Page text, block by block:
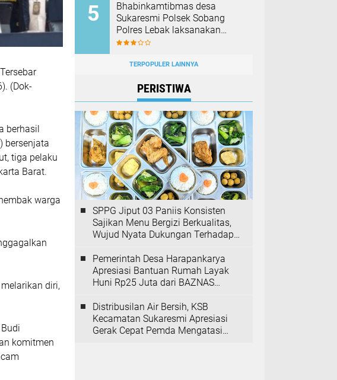
(Dok-
berhasil
bersenjata
tiga pelaku
Barat.
warga
diri,
komitmen
Bhabinkamtibmas desa
Sukaresmi Polsek Sobang
Polres Lebak laksanakan
Sambang di Desa binaanya
TERPOPULER LAINNYA
PERISTIWA
SPPG Jiput 03 Paniis Konsisten
Sajikan Menu Bergizi Berkualitas,
Wujud Nyata Dukungan Terhadap
Pemerintah Desa Harapankarya
Apresiasi Bantuan Rumah Layak
Huni Rp25 Juta dari BAZNAS
Distribusilan Air Bersih, KSB
Kecamatan Sukaresmi Apresiasi
Gerak Cepat Pemda Mengatasi